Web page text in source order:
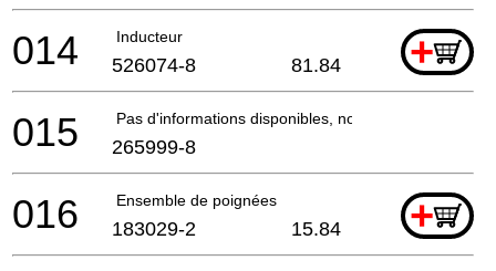
Inducteur +
014 526074-8 81.84
Pas d'informations disponibles, non commandable
015 265999-8
Ensemble de poignées +
016 183029-2 15.84